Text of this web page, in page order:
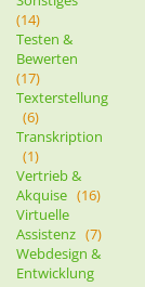
(14)
Testen &
Bewerten
(17)
Texterstellung
(6)
Transkription
(1)
Vertrieb &
Akquise (16)
Virtuelle
Assistenz (7)
Webdesign &
Entwicklung